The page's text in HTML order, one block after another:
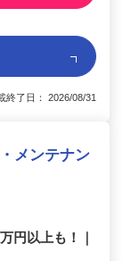
了日： 2026/08/31
メンテナン
円以上も！｜